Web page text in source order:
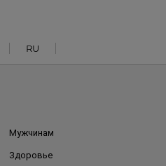
RU
Мужчинам
Здоровье